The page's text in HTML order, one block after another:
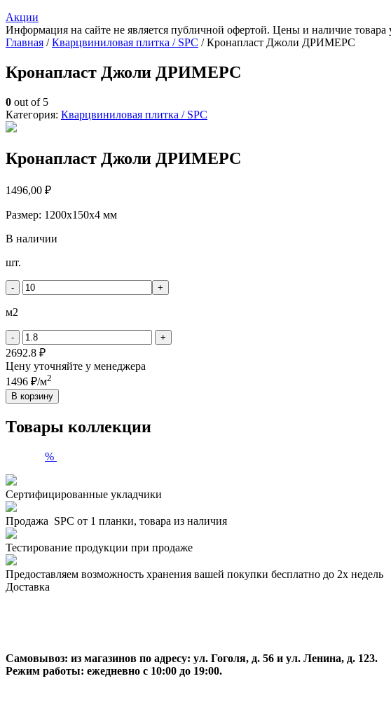
Акции
Информация на сайте не является публичной офертой. Цены и наличие товара
Главная /Кварцвиниловая плитка / SPС / Кронапласт Джоли ДРИМЕРС
Кронапласт Джоли ДРИМЕРС
0 out of 5
Категория: Кварцвиниловая плитка / SPС
Кронапласт Джоли ДРИМЕРС
1496,00 ₽
Размер: 1200х150х4 мм
В наличии
Количество
Кронапласт
ДРИМЕРС
шт.
- +
м2
- +
2692.8 ₽
Цену уточняйте у менеджера
1496 ₽/м2
В корзину
Товары коллекции
%
Сертифицированные укладчики
Продажа SPC от 1 планки, товара из наличия
Тестирование продукции при продаже
Предоставляем возможность хранения вашей покупки бесплатно до 2х недель
Доставка
Самовывоз: из магазинов по адресу: ул. Гоголя, д. 56 и ул. Ленина, д. 123.
Режим работы: ежедневно с 10:00 до 19:00.